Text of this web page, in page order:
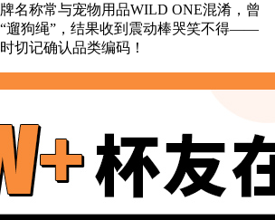
牌名称常与宠物用品WILD ONE混淆，曾
遛狗绳”，结果收到震动棒哭笑不得——
切记确认品类编码！